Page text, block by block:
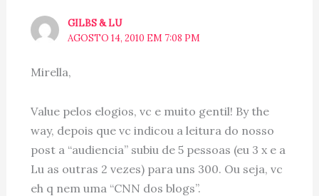
GILBS & LU
AGOSTO 14, 2010 EM 7:08 PM
Mirella,
Value pelos elogios, vc e muito gentil! By the
way, depois que vc indicou a leitura do nosso
post a “audiencia” subiu de 5 pessoas (eu 3 x e a
Lu as outras 2 vezes) para uns 300. Ou seja, vc
eh q nem uma “CNN dos blogs”.